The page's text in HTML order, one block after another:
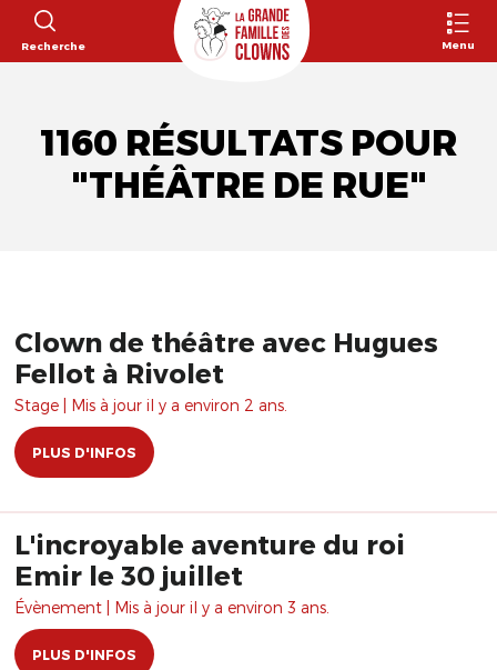
Recherche Menu
1160 RÉSULTATS POUR
"THÉÂTRE DE RUE"
Clown de théâtre avec Hugues
Fellot à Rivolet
Stage | Mis à jour il y a environ 2 ans.
PLUS D'INFOS
L'incroyable aventure du roi
Emir le 30 juillet
Évènement | Mis à jour il y a environ 3 ans.
PLUS D'INFOS